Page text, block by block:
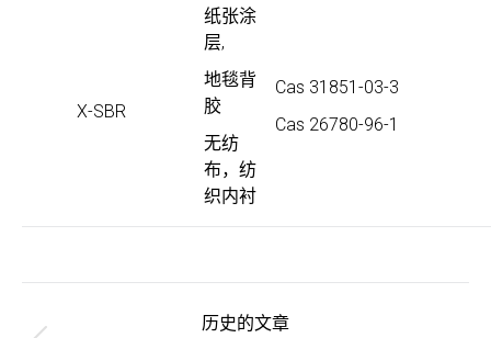
X-SBR
纸张涂
层,
地毯背
胶
无纺
布，纺
织内衬
Cas 31851-03-3
Cas 26780-96-1
历史的文章